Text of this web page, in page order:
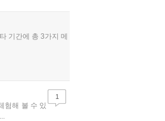
기간에 총 3가지 메
험해 볼 수 있
1